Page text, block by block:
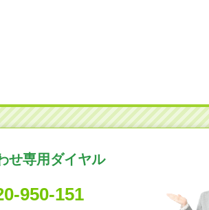
せ専用ダイヤル
950-151